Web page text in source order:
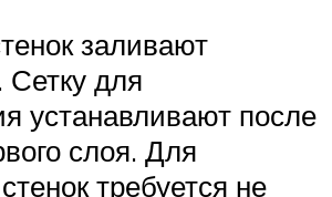
заливают
Сетку для
устанавливают после
слоя. Для
требуется не